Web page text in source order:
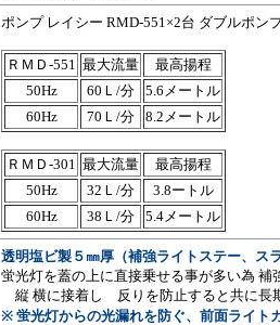
ポンプ レイシー RMD-551×2台 ダブルポン
ＲＭＤ-551 最大流量
最高揚程
50Hz
60Ｌ/分
5.6メートル
60Hz
70Ｌ/分 8.2メートル
ＲＭＤ-301 最大流量
最高揚程
50Hz
32Ｌ/分
3.8ートル
60Hz
38Ｌ/分 5.4メートル
透明塩ビ製５㎜厚 （補強ライトステー、ス
蛍光灯を蓋の上に直接乗せる事が多い為 補
縦 横に接着し 反りを防止すると共に長
※ 蛍光灯からの光漏れを防ぐ、前面ライト